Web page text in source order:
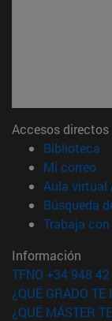
Accesos directos
Biblioteca
Mi correo
Aula virtual
Búsqueda
Trabaja
Información
TFNO +34 948
¿QUÉ GRADO TE
¿QUÉ MÁSTER